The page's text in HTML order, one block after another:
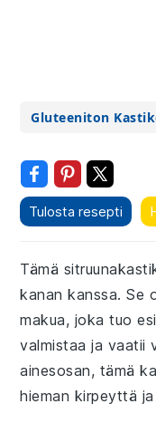
Gluteeniton
Tulosta resepti
Tämä
kanan kanssa. Se
makua, joka tuo
valmistaa ja vaatii
ainesosan, tämä
hieman kirpeyttä